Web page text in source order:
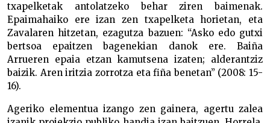
txapelketak antolatzeko behar ziren baimenak.
Epaimahaiko ere izan zen txapelketa horietan, eta
Zavalaren hitzetan, ezagutza bazuen: “Asko edo gutxi
bertsoa epaitzen bagenekian danok ere. Baiña
Arrueren epaia etzan kamutsena izaten; alderantziz
baizik. Aren iritzia zorrotza eta fiña benetan” (2008: 15-
16).
Ageriko elementua izango zen gainera, agertu zalea